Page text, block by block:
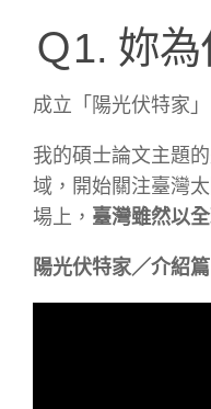
Ｑ1. 妳
成立「陽光伏特家
我的碩士論文主題
域，開始關注臺灣
場上， 臺灣雖然以
陽光伏特家／介紹篇